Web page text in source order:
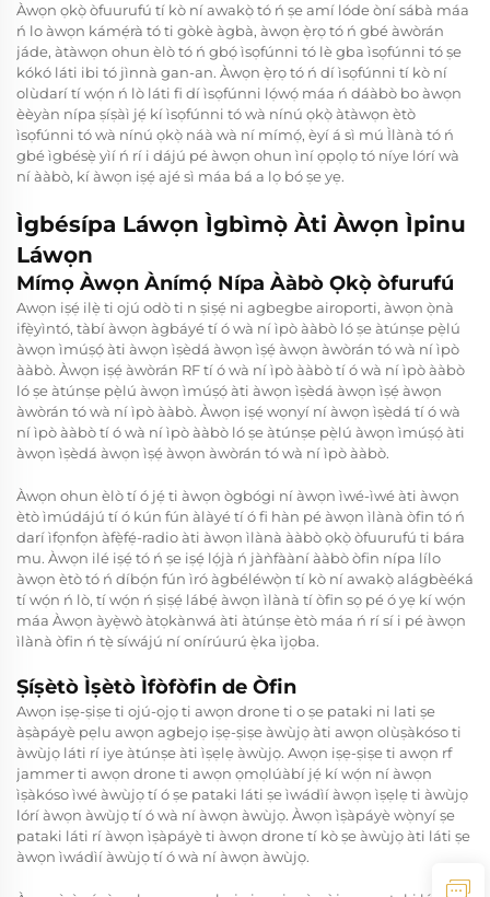
Àwọn ọkọ̀ òfuurufú tí kò ní awakọ̀ tó ń ṣe amí lóde òní sábà máa
ń lo àwọn kámẹ́rà tó ti gòkè àgbà, àwọn ẹ̀rọ tó ń gbé àwòrán
jáde, àtàwọn ohun èlò tó ń gbọ́ ìsọfúnni tó lè gba ìsọfúnni tó ṣe
kókó láti ibi tó jìnnà gan-an. Àwọn ẹ̀rọ tó ń dí ìsọfúnni tí kò ní
olùdarí tí wọ́n ń lò láti fi dí ìsọfúnni lọ́wọ́ máa ń dáàbò bo àwọn
èèyàn nípa ṣíṣàì jẹ́ kí ìsọfúnni tó wà nínú ọkọ̀ àtàwọn ètò
ìsọfúnni tó wà nínú ọkọ̀ náà wà ní mímọ́, èyí á sì mú Ìlànà tó ń
gbé ìgbésẹ̀ yìí ń rí i dájú pé àwọn ohun ìní ọpọlọ tó níye lórí wà
ní ààbò, kí àwọn iṣẹ́ ajé sì máa bá a lọ bó ṣe yẹ.
Ìgbésípa Láwọn Ìgbìmọ̀ Àti Àwọn Ìpinu
Láwọn
Mímọ Àwọn Ànímọ́ Nípa Ààbò Ọkọ̀ òfurufú
Awọn iṣẹ́ ilẹ̀ ti ojú odò ti n ṣiṣẹ́ ni agbegbe airoporti, àwọn ọ̀nà
ifẹ̀yìntó, tàbí àwọn àgbáyé tí ó wà ní ìpò ààbò ló ṣe àtúnṣe pẹ̀lú
àwọn ìmúṣọ́ àti àwọn ìṣèdá àwọn ìṣẹ́ àwọn àwòrán tó wà ní ìpò
ààbò. Àwọn iṣẹ́ àwòrán RF tí ó wà ní ìpò ààbò tí ó wà ní ìpò ààbò
ló ṣe àtúnṣe pẹ̀lú àwọn ìmúṣọ́ àti àwọn ìṣèdá àwọn ìṣẹ́ àwọn
àwòrán tó wà ní ìpò ààbò. Àwọn iṣẹ́ wọnyí ní àwọn ìṣèdá tí ó wà
ní ìpò ààbò tí ó wà ní ìpò ààbò ló ṣe àtúnṣe pẹ̀lú àwọn ìmúṣọ́ àti
àwọn ìṣèdá àwọn ìṣẹ́ àwọn àwòrán tó wà ní ìpò ààbò.
Àwọn ohun èlò tí ó jẹ́ ti àwọn ògbógi ní àwọn ìwé-ìwé àti àwọn
ètò ìmúdájú tí ó kún fún àlàyé tí ó fi hàn pé àwọn ìlànà òfin tó ń
darí ìfọnfọn àfẹ̀fẹ́-radio àti àwọn ìlànà ààbò ọkọ̀ òfuurufú ti bára
mu. Àwọn ilé iṣẹ́ tó ń ṣe iṣẹ́ lọ́jà ń jàǹfààní ààbò òfin nípa lílo
àwọn ètò tó ń díbọ́n fún ìró àgbéléwọ̀n tí kò ní awakọ̀ alágbèéká
tí wọ́n ń lò, tí wọ́n ń ṣiṣẹ́ lábẹ́ àwọn ìlànà tí òfin sọ pé ó yẹ kí wọ́n
máa Àwọn àyẹ̀wò àtọkànwá àti àtúnṣe ètò máa ń rí sí i pé àwọn
ìlànà òfin ń tẹ̀ síwájú ní onírúurú ẹ̀ka ìjọba.
Ṣíṣètò Ìṣètò Ìfòfòfin de Òfin
Awọn iṣẹ-ṣiṣe ti ojú-ọjọ ti awọn drone ti o ṣe pataki ni lati ṣe
àṣàpáyè pẹlu awọn agbejọ iṣẹ-ṣiṣe àwùjọ àti awọn olùṣàkóso ti
àwùjọ láti rí iye àtúnṣe àti ìṣẹlẹ àwùjọ. Awọn iṣẹ-ṣiṣe ti awọn rf
jammer ti awọn drone ti awọn ọmọlúàbí jẹ́ kí wọ́n ní àwọn
ìṣàkóso ìwé àwùjọ tí ó ṣe pataki láti ṣe ìwádìí àwọn ìṣẹlẹ ti àwùjọ
lórí àwọn àwùjọ tí ó wà ní àwọn àwùjọ. Àwọn ìṣàpáyè wọ̀nyí ṣe
pataki láti rí àwọn ìṣàpáyè ti àwọn drone tí kò ṣe àwùjọ àti láti ṣe
àwọn ìwádìí àwùjọ tí ó wà ní àwọn àwùjọ.